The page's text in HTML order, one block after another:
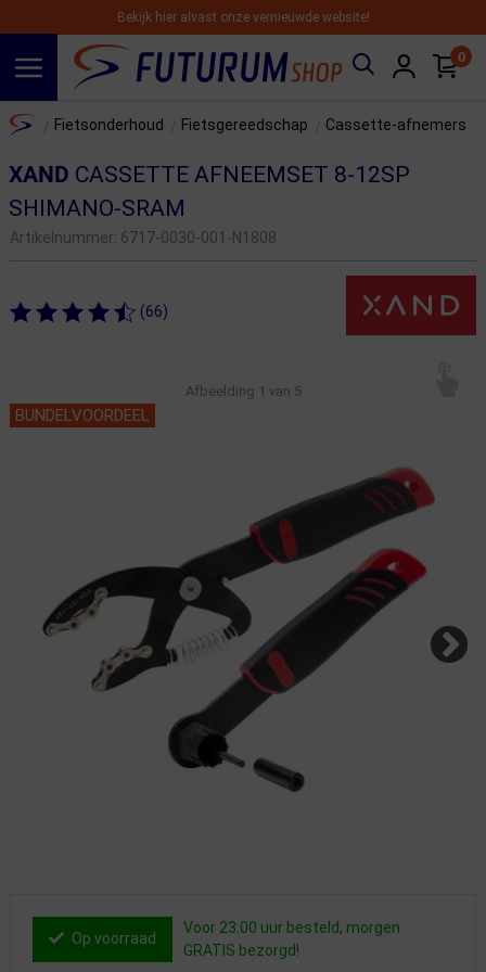
Bekijk hier alvast onze vernieuwde website!
0
Home Fietsonderhoud Fietsgereedschap Cassette-afnemers
XAND CASSETTE AFNEEMSET 8-12SP
SHIMANO-SRAM
Artikelnummer: 6717-0030-001-N1808
(66)
Afbeelding 1 van 5
BUNDELVOORDEEL
Op voorraad
Voor 23:00 uur besteld, morgen
GRATIS bezorgd!